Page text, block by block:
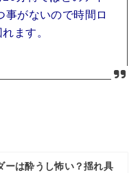
事がないので時間ロ
ます。
ーは酔うし怖い？揺れ具